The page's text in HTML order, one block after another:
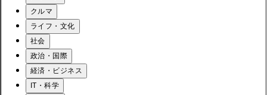
クルマ
ライフ・文化
社会
政治・国際
経済・ビジネス
IT・科学